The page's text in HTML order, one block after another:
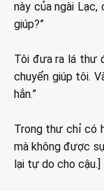
này của ngài
giúp?”
Tôi đưa ra lá thư
chuyển giúp tôi.
hắn.”
Trong thư chỉ có
mà không được
lại tự do cho cậu.]